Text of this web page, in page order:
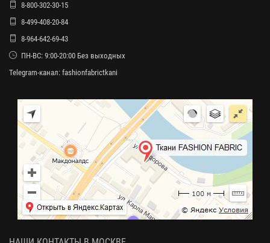
8-800-302-30-15
8-499-408-20-84
8-964-642-69-43
ПН-ВС: 9:00-20:00 Без выходных
Telegram-канал: fashionfabrictkani